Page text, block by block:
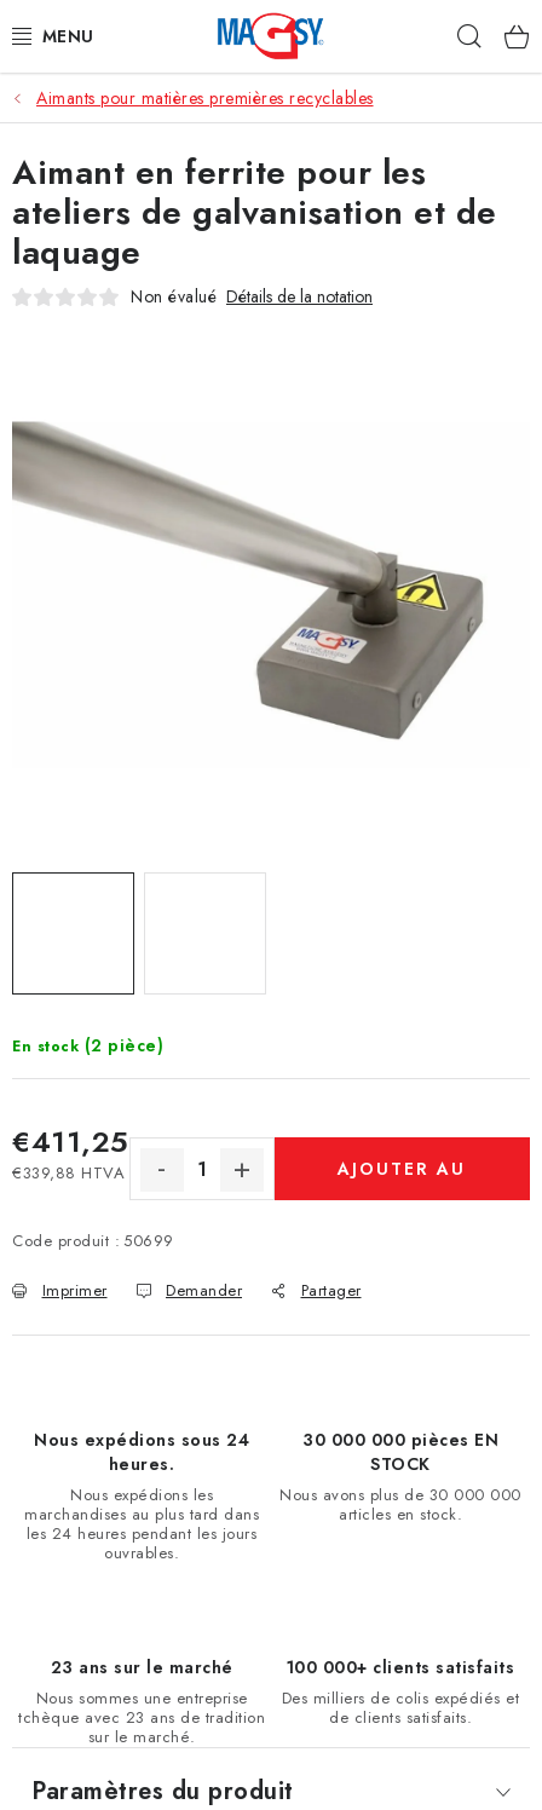
au
CATÉGORIE PRINCIPALE
ACCESSOIRES MAGNÉTIQUES
AIMANTS INDUSTRIELS
AUTRES AIMANTS
À propos
Protection des données (RGPD)
Rétractation du contrat
Aimants pour matières premières recyclables
En stock (2 pièce)
€411,25
€339,88 HTVA
Prix de la mesure:
AJOUTER AU
Code produit : 50699
Imprimer Demander Partager
Aimant en ferrite pour les
ateliers de galvanisation et de
laquage
Non évalué Détails de la notation
Nous expédions sous 24
heures.
Nous expédions les
marchandises au plus tard dans
les 24 heures pendant les jours
ouvrables.
30 000 000 pièces EN
STOCK
Nous avons plus de 30 000 000
articles en stock.
23 ans sur le marché
Nous sommes une entreprise
tchèque avec 23 ans de tradition
sur le marché.
100 000+ clients satisfaits
Des milliers de colis expédiés et
de clients satisfaits.
Paramètres du produit